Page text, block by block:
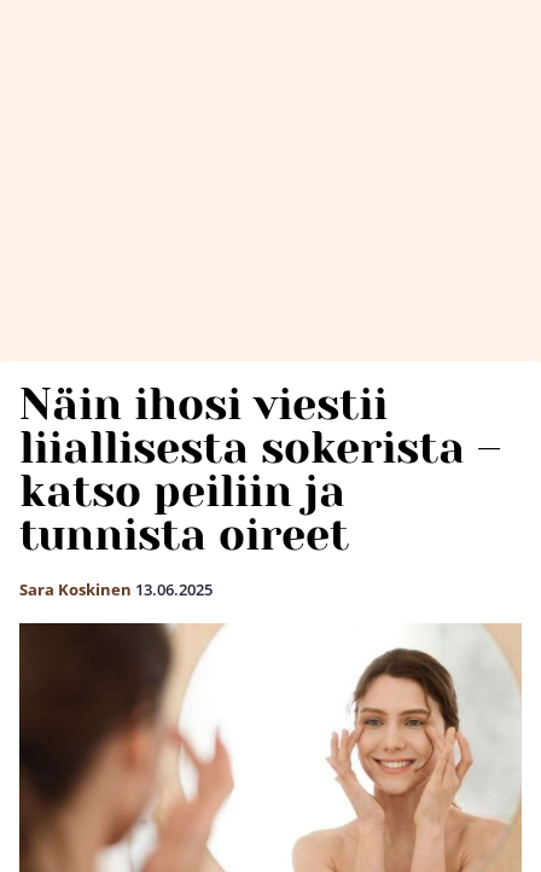
Näin ihosi viestii
liiallisesta sokerista –
katso peiliin ja
tunnista oireet
Sara Koskinen 13.06.2025